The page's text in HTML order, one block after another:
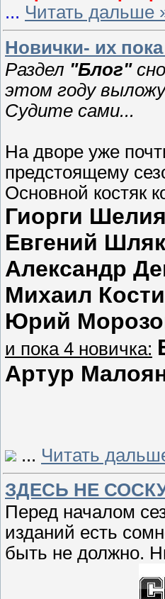
... Читать дальше
Новички- их
Раздел "Блог"
этом году
Судите сами...
На дворе уже
предстоящему
Основной костяк
Гиорги
Евгений
Александр
Михаил
Юрий
и пока 4 новичка:
Артур
... Читать
ЗДЕСЬ НЕ
Перед началом
изданий есть
быть не должно.